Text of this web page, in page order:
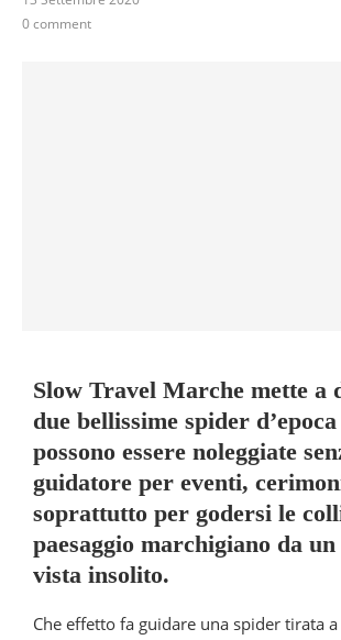
0 comment
Slow Travel Marche mette a
due bellissime spider
possono essere noleggiate
guidatore per eventi,
soprattutto per godersi le
paesaggio marchigiano da
vista insolito.
Che effetto fa guidare una spider tirata